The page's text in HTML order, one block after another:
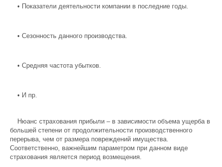
• Показатели деятельности компании в последние годы.
• Сезонность данного производства.
• Средняя частота убытков.
• И пр.
Нюанс страхования прибыли – в зависимости объема ущерба в
большей степени от продолжительности производственного
перерыва, чем от размера повреждений имущества.
Соответственно, важнейшим параметром при данном виде
страхования является период возмещения.